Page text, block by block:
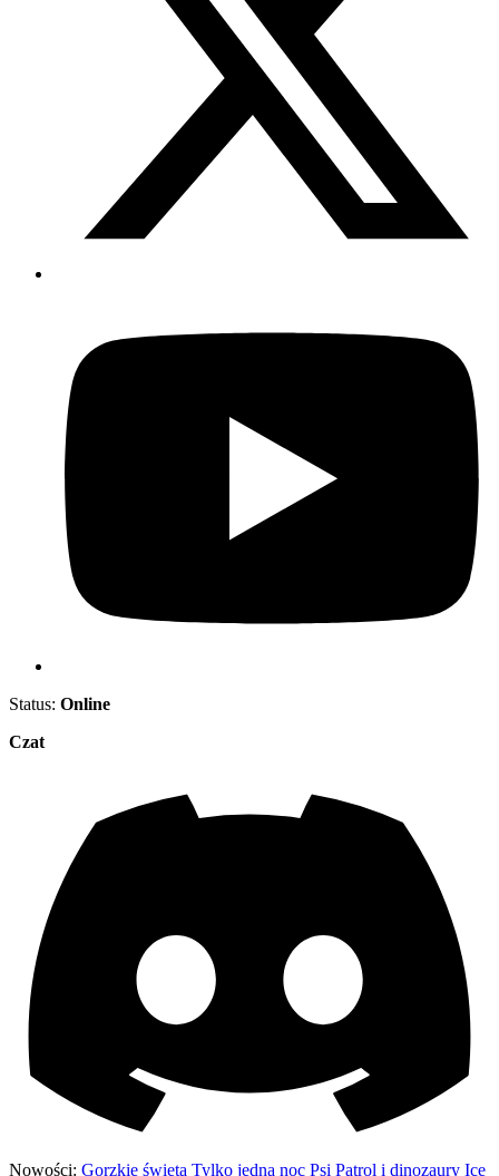
Status: Online
Czat
Nowości: Gorzkie święta Tylko jedna noc Psi Patrol i dinozaury Ice